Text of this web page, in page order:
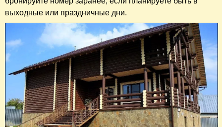
выходные или праздничные дни.